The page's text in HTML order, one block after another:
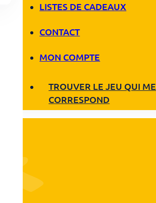
LISTES DE CADEAUX
CONTACT
MON COMPTE
TROUVER LE JEU QUI ME
CORRESPOND